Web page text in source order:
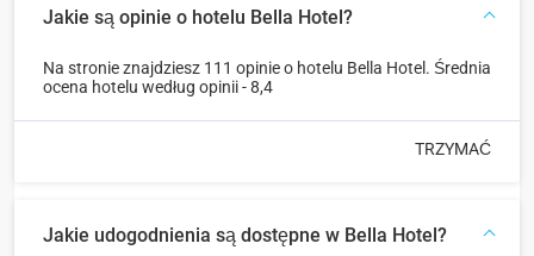
Jakie są opinie o hotelu Bella Hotel?
Na stronie znajdziesz 111 opinie o hotelu Bella Hotel. Średnia
ocena hotelu według opinii - 8,4
TRZYMAĆ
Jakie udogodnienia są dostępne w Bella Hotel?